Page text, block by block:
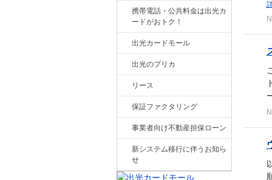
携帯電話・公共料金は出光カ
ードがおトク！
出光カードモール
出光のプリカ
リース
保証ファクタリング
事業者向け不動産担保ローン
新システム移行に伴うお知ら
せ